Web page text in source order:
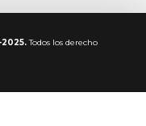
Todos los derecho